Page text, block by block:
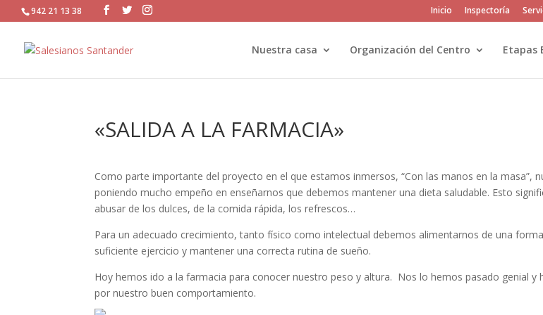
942 21 13 38 Inicio Inspectoría
Nuestra casa Organización del Centro Etapas
«SALIDA A LA FARMACIA»
Como parte importante del proyecto en el que estamos inmersos, “Con las manos en la masa”,
poniendo mucho empeño en enseñarnos que debemos mantener una dieta saludable. Esto
abusar de los dulces, de la comida rápida, los refrescos…
Para un adecuado crecimiento, tanto físico como intelectual debemos alimentarnos de una
suficiente ejercicio y mantener una correcta rutina de sueño.
Hoy hemos ido a la farmacia para conocer nuestro peso y altura. Nos lo hemos pasado genial y
por nuestro buen comportamiento.